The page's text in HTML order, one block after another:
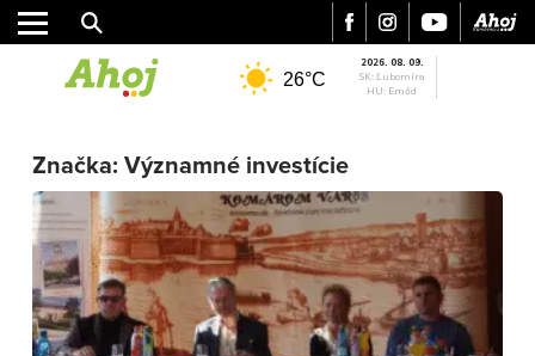
REGIÓN
ŠPORT
KULTÚRA
FOTKY
VIDEO
MIX
26°C
2026. 08. 09.
SK: Ľubomíra
HU: Emőd
Značka: Významné investície